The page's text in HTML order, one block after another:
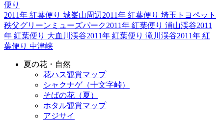
便り
2011年 紅葉便り 城峯山周辺 2011年 紅葉便り 埼玉トヨペット
秩父グリーンミューズパーク2011年 紅葉便り 浦山渓谷2011
年 紅葉便り 大血川渓谷2011年 紅葉便り 滝川渓谷2011年 紅
葉便り 中津峡
夏の花・自然
花ハス観賞マップ
シャクナゲ（十文字峠）
そばの花（夏）
ホタル観賞マップ
アジサイ